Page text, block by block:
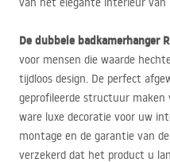
De dubbele badkamerhanger
voor mensen die waarde
tijdloos design. De perfect
geprofileerde structuur
ware luxe decoratie voor uw
montage en de garantie van
verzekerd dat het product u